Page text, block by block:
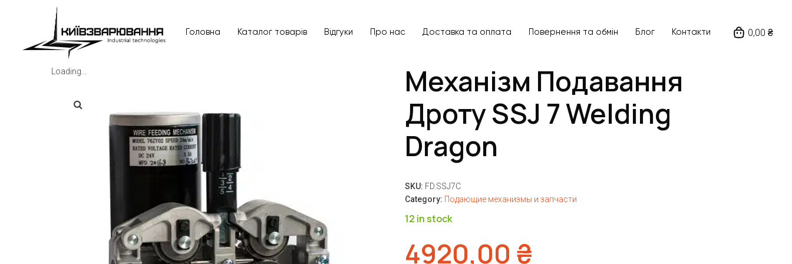
Головна Каталог товарів Відгуки Про нас Доставка та оплата Повернення та обмін Блог Контакти 0,00 ₴
Loading...
Механізм Подавання
Дроту SSJ 7 Welding
Dragon
SKU: FD.SSJ7C
Category: Подающие механизмы и запчасти
12 in stock
4920,00 ₴
Головна
Каталог товарів
Доставка та оплата
Повернення та обмін